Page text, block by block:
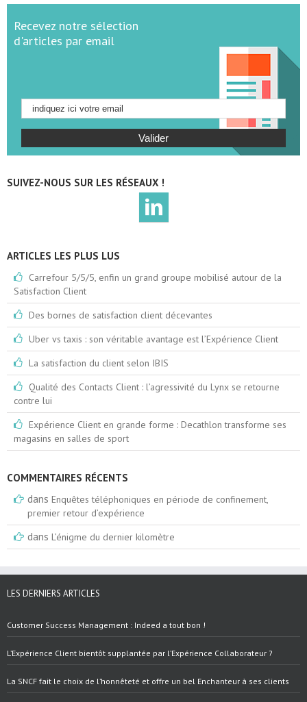
Recevez notre sélection
d'articles par email
SUIVEZ-NOUS SUR LES RÉSEAUX !
ARTICLES LES PLUS LUS
Carrefour 5/5/5, enfin un grand groupe mobilisé autour de la
Satisfaction Client
Des bornes de satisfaction client décevantes
Uber vs taxis : son véritable avantage est l’Expérience Client
La satisfaction du client selon IBIS
Qualité des Contacts Client : l’agressivité du Lynx se retourne
contre lui
Expérience Client en grande forme : Decathlon transforme ses
magasins en salles de sport
COMMENTAIRES RÉCENTS
dans Enquêtes téléphoniques en période de confinement,
premier retour d’expérience
dans L’énigme du dernier kilomètre
LES DERNIERS ARTICLES
Customer Success Management : Indeed a tout bon !
L’Expérience Client bientôt supplantée par l’Expérience Collaborateur ?
La SNCF fait le choix de l’honnêteté et offre un bel Enchanteur à ses clients